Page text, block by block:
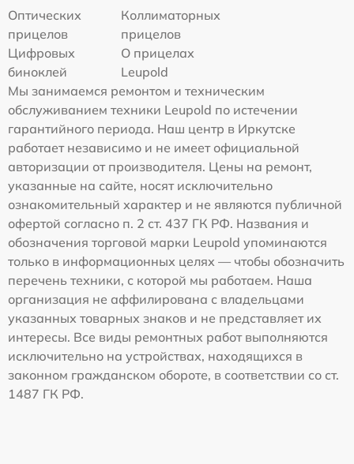
Оптических
прицелов
Коллиматорных
прицелов
Цифровых
биноклей
О прицелах
Leupold
Мы занимаемся ремонтом и техническим
обслуживанием техники Leupold по истечении
гарантийного периода. Наш центр в Иркутске
работает независимо и не имеет официальной
авторизации от производителя. Цены на ремонт,
указанные на сайте, носят исключительно
ознакомительный характер и не являются публичной
офертой согласно п. 2 ст. 437 ГК РФ. Названия и
обозначения торговой марки Leupold упоминаются
только в информационных целях — чтобы обозначить
перечень техники, с которой мы работаем. Наша
организация не аффилирована с владельцами
указанных товарных знаков и не представляет их
интересы. Все виды ремонтных работ выполняются
исключительно на устройствах, находящихся в
законном гражданском обороте, в соответствии со ст.
1487 ГК РФ.